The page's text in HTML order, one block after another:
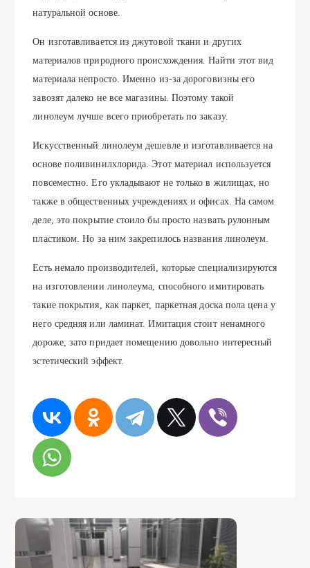
натуральной основе.
Он изготавливается из джутовой ткани и других
материалов природного происхождения. Найти этот вид
материала непросто. Именно из-за дороговизны его
завозят далеко не все магазины. Поэтому такой
линолеум лучше всего приобретать по заказу.
Искусственный линолеум дешевле и изготавливается на
основе поливинилхлорида. Этот материал используется
повсеместно. Его укладывают не только в жилищах, но
также в общественных учреждениях и офисах. На самом
деле, это покрытие стоило бы просто назвать рулонным
пластиком. Но за ним закрепилось названия линолеум.
Есть немало производителей, которые специализируются
на изготовлении линолеума, способного имитировать
такие покрытия, как паркет, паркетная доска пола цена у
него средняя или ламинат. Имитация стоит ненамного
дороже, зато придает помещению довольно интересный
эстетический эффект.